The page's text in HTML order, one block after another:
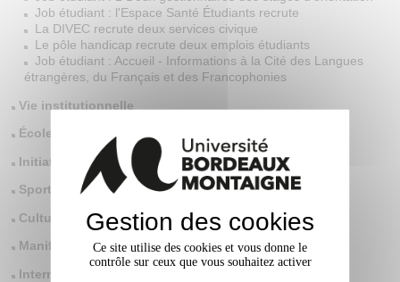
Job étudiant : l'Espace Santé Étudiants recrute
La DIVEC recrute deux services civique
Le pôle handicap recrute deux emplois étudiants
Job étudiant : Accueil - Informations à la Cité des Langues
étrangères, du Français et des Francophonies
Vie institutionnelle
École doctorale
Initiatives et vie étudiantes
Sport
Culture
Manifestations scientifiques
International
Gestion des cookies
Ce site utilise des cookies et vous donne le
contrôle sur ceux que vous souhaitez activer